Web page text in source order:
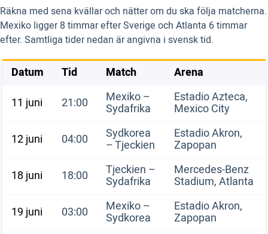
Räkna med sena kvällar och nätter om du ska följa matcherna.
Mexiko ligger 8 timmar efter Sverige och Atlanta 6 timmar
efter. Samtliga tider nedan är angivna i svensk tid.
Datum Tid Match
Arena
11 juni
21:00 Mexiko –
Sydafrika
Estadio Azteca,
Mexico City
12 juni
04:00 Sydkorea
– Tjeckien
Estadio Akron,
Zapopan
18 juni
18:00 Tjeckien –
Sydafrika
Mercedes-Benz
Stadium, Atlanta
19 juni
03:00 Mexiko –
Sydkorea
Estadio Akron,
Zapopan